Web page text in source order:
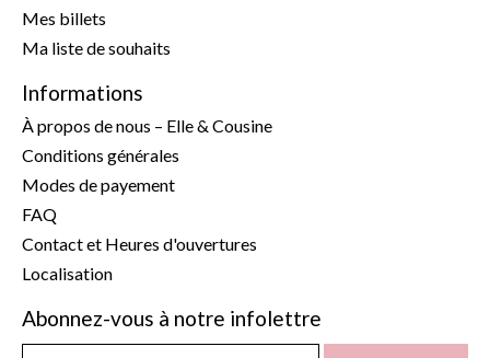
Mes billets
Ma liste de souhaits
Informations
À propos de nous – Elle & Cousine
Conditions générales
Modes de payement
FAQ
Contact et Heures d'ouvertures
Localisation
Abonnez-vous à notre infolettre